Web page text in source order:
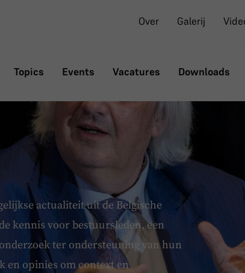
Over Galerij
Topics Events Vacatures Downloads
actualiteit uit de Belgische
kennis voor bestuursleden, een
ter ondersteuning van hun
en opinies om context en